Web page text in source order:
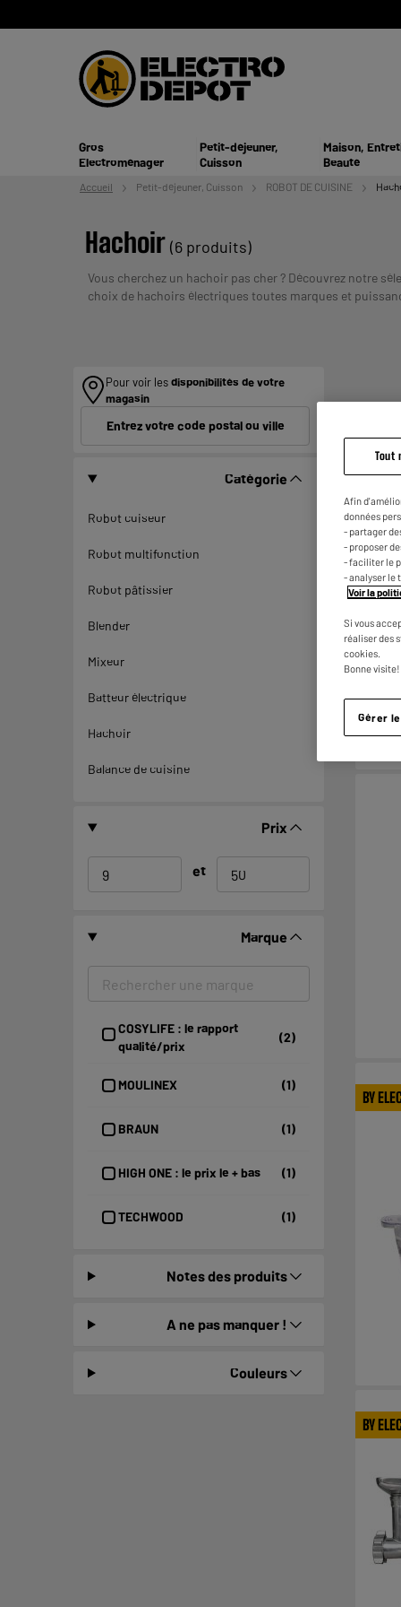
Gros
Electroménager
Petit-déjeuner,
Cuisson
Maison,
Beauté
Accueil Petit-déjeuner, Cuisson ROBOT DE CUISINE
Hachoir (6 produits)
Vous cherchez un hachoir pas cher ? Découvrez notre
choix de hachoirs électriques toutes marques et
Pour voir lesdisponibilités de votre
magasin
Entrez votre code postal ou ville
Catégorie
Robot cuiseur
Robot multifonction
Robot pâtissier
Blender
Mixeur
Batteur électrique
Hachoir
Balance de cuisine
Prix
et
Marque
COSYLIFE : le rapport
qualité/prix
(2)
MOULINEX (1)
BRAUN (1)
HIGH ONE : le prix le + bas (1)
TECHWOOD (1)
Notes des produits
A ne pas manquer !
Couleurs
BY
BY
Tout
Afin
données
- partager
- proposer
- faciliter le
- analyser le
Voir la
Si vous
réaliser des
cookies.
Bonne visite!
Gérer